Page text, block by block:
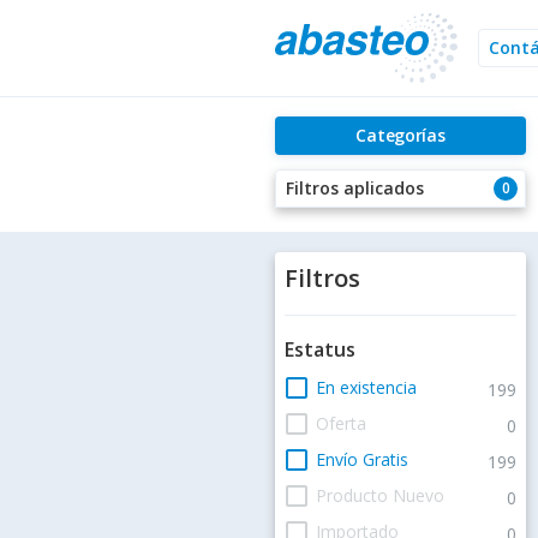
Categorías
0
Filtros aplicados
Filtros
Estatus
check_box_outline_blank En existencia 199
check_box_outline_blank Oferta 0
check_box_outline_blank Envío Gratis 199
check_box_outline_blank Producto Nuevo 0
check_box_outline_blank Importado